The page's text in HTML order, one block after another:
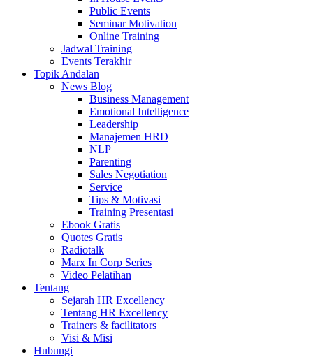
Public Events
Seminar Motivation
Online Training
Jadwal Training
Events Terakhir
Topik Andalan
News Blog
Business Management
Emotional Intelligence
Leadership
Manajemen HRD
NLP
Parenting
Sales Negotiation
Service
Tips & Motivasi
Training Presentasi
Ebook Gratis
Quotes Gratis
Radiotalk
Marx In Corp Series
Video Pelatihan
Tentang
Sejarah HR Excellency
Tentang HR Excellency
Trainers & facilitators
Visi & Misi
Hubungi